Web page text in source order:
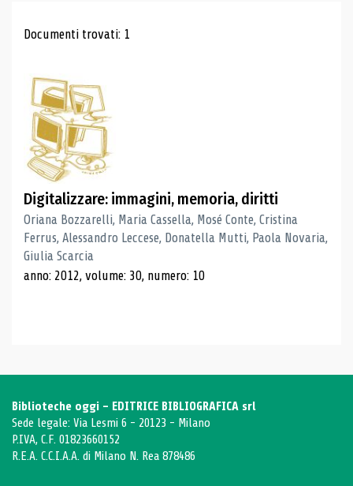
Risultati di ricerca
Documenti trovati: 1
Digitalizzare: immagini, memoria, diritti
Oriana Bozzarelli, Maria Cassella, Mosé Conte, Cristina
Ferrus, Alessandro Leccese, Donatella Mutti, Paola Novaria,
Giulia Scarcia
anno: 2012, volume: 30, numero: 10
Biblioteche oggi - EDITRICE BIBLIOGRAFICA srl
Sede legale: Via Lesmi 6 - 20123 - Milano
P.IVA, C.F. 01823660152
R.E.A. C.C.I.A.A. di Milano N. Rea 878486